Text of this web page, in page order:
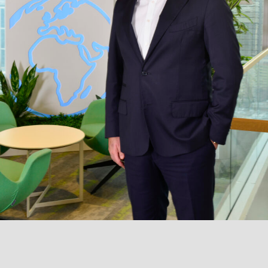
yaratmaya devam ediyor. 2024 yılında, 3D baskı ile
üretilen yapı elemanları, maliyetleri düşürmek ve inşaat
hızını artırmak amacıyla yaygın olarak kullanılıyor. Bu
teknoloji, özellikle acil barınma ihtiyacı olan bölgelerde
veya düşük maliyetli konut projelerinde büyük bir fark
yaratıyor. Ayrıca, 3D baskı teknolojisi, yapıların
tasarımında daha fazla esneklik ve özelleştirme imkanı
sunuyor.
5. Yapay Zeka ve Veri Analitiği
Yapay zeka (AI) ve veri analitiği, inşaat projelerinin
planlama, tasarım ve yönetim aşamalarında giderek daha
fazla kullanılıyor. 2024’te, AI tabanlı yazılımlar, proje
planlamasında maliyet tahminlerini optimize etmek, risk
analizlerini iyileştirmek ve süreçleri otomatikleştirmek için